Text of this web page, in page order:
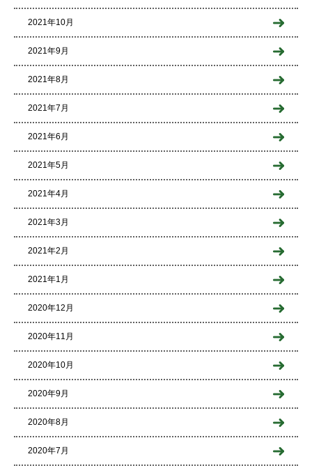
2021年10月
2021年9月
2021年8月
2021年7月
2021年6月
2021年5月
2021年4月
2021年3月
2021年2月
2021年1月
2020年12月
2020年11月
2020年10月
2020年9月
2020年8月
2020年7月